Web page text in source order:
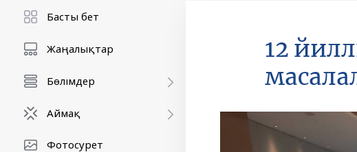
Басты бет
Жаңалықтар
Бөлімдер
Аймақ
Фотосурет
12